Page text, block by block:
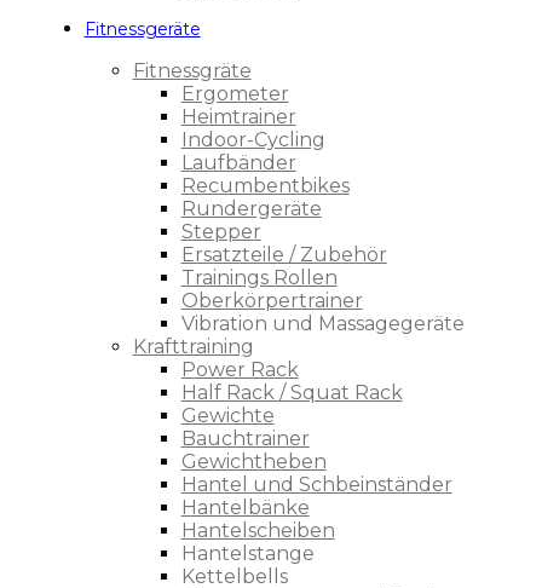
Fitnessgeräte
Fitnessgräte
Ergometer
Heimtrainer
Indoor-Cycling
Laufbänder
Recumbentbikes
Rundergeräte
Stepper
Ersatzteile / Zubehör
Trainings Rollen
Oberkörpertrainer
Vibration und Massagegeräte
Krafttraining
Power Rack
Half Rack / Squat Rack
Gewichte
Bauchtrainer
Gewichtheben
Hantel und Schbeinständer
Hantelbänke
Hantelscheiben
Hantelstange
Kettelbells